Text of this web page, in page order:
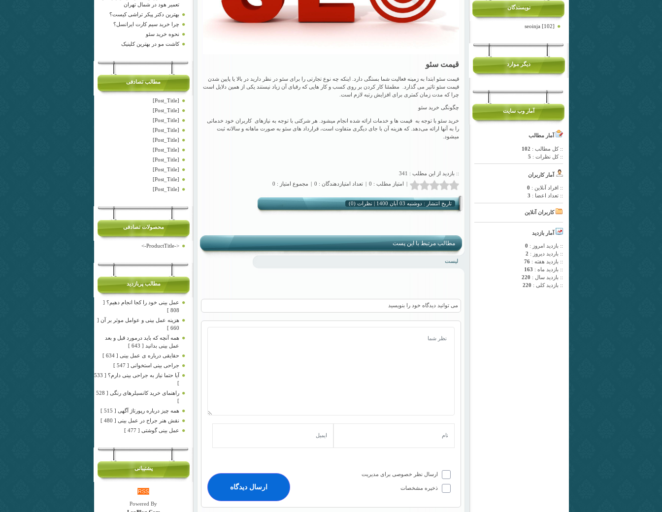
نویسندگان
seoinja [102]
دیگر موارد
آمار وب سایت
آمار مطالب
:: کل مطالب : 102
:: کل نظرات : 5
آمار کاربران
:: افراد آنلاین : 0
:: تعداد اعضا : 3
کاربران آنلاین
آمار بازدید
:: بازدید امروز : 0
:: باردید دیروز : 2
:: بازدید هفته : 76
:: بازدید ماه : 163
:: بازدید سال : 220
:: بازدید کلی : 220
قیمت سئو
قیمت سئو ابتدا به زمینه فعالیت شما بستگی دارد. اینکه چه نوع تجارتی را برای سئو در نظر دارید در بالا یا پایین شدن
قیمت سئو تاثیر می گذارد. مطمئنا کار کردن بر روی کسب و کار هایی که رقبای آن زیاد نیستند یکی از همین دلایل است
چرا که مدت زمان کمتری برای افزایش رتبه لازم است.
چگونگی خرید سئو
خرید سئو با توجه به قیمت ها و خدمات ارائه شده انجام میشود. هر شرکتی با توجه به نیازهای کاربران خود خدماتی
را به آنها ارائه میدهد. که هزینه آن با جای دیگری متفاوت است، قرارداد های سئو به صورت ماهانه و سالانه ثبت
میشود.
:: بازدید از این مطلب : 341
امتیاز مطلب : 0 تعداد امتیازدهندگان : 0 مجموع امتیاز : 0
تاریخ انتشار : دوشنبه 03 آبان 1400 | نظرات (0)
مطالب مرتبط با این پست
لیست
می توانید دیدگاه خود را بنویسید
ارسال نظر خصوصی برای مدیریت
ذخیره مشخصات
تعمیر هود در شمال تهران
بهترین دکتر پیکر تراشی کیست؟
چرا خرید سیم کارت ایرانسل؟
نحوه خرید سئو
کاشت مو در بهترین کلینیک
مطالب تصادفی
[Post_Title]
[Post_Title]
[Post_Title]
[Post_Title]
[Post_Title]
[Post_Title]
[Post_Title]
[Post_Title]
[Post_Title]
[Post_Title]
محصولات تصادفی
<-ProductTitle->
مطالب پربازدید
عمل بینی خود را کجا انجام دهیم؟ [
808 ]
هزینه عمل بینی و عوامل موثر بر آن [
660 ]
همه آنچه که باید درمورد قبل و بعد
عمل بینی بدانید [ 643 ]
حقایقی درباره ی عمل بینی [ 634 ]
جراحی بینی استخوانی [ 547 ]
آیا حتما نیاز به جراحی بینی دارم؟ [ 533
]
راهنمای خرید کانسیلرهای رنگی [ 528
]
همه چیز درباره رپورتاژ آگهی [ 515 ]
نقش هنر جراح در عمل بینی [ 480 ]
عمل بینی گوشتی [ 477 ]
پشتیبانی
RSS
Powered By